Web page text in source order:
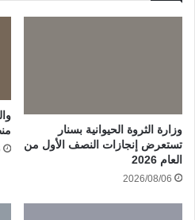
وزارة الثروة الحيوانية بسنار
تستعرض إنجازات النصف الأول من
العام 2026
2026/08/06